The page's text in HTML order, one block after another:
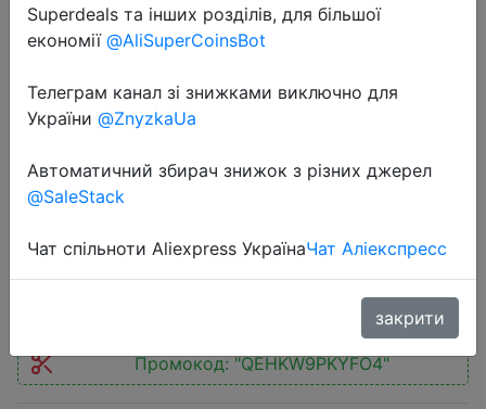
2022 New Amazfit Gtr 2
Smartwatch Alexa Built-in Curved
Bezel-less Design Ultra-long
Battery Life Smart Watch
$94.04
Промокод:"QEHKW9PKYFO4"
Superdeals та інших розділів, для більшої
економії @AliSuperCoinsBot
Телеграм канал зі знижками виключно для
України @ZnyzkaUa
Автоматичний збирач знижок з різних джерел
@SaleStack
Чат спільноти Aliexpress УкраїнаЧат Аліекспресс
закрити